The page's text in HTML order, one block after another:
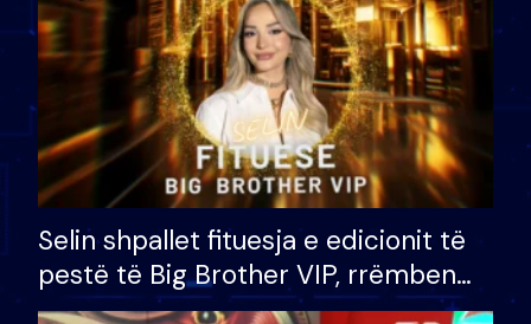
Selin shpallet fituesja e edicionit të
pestë të Big Brother VIP, rrëmben
çmimin e madh prej 100 mijë eurosh